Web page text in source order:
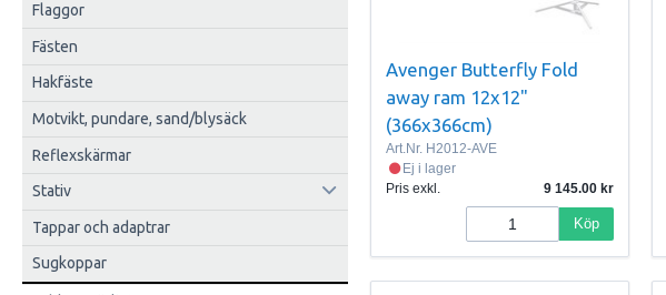
Flaggor
Fästen
Hakfäste
Motvikt, pundare, sand/blysäck
Reflexskärmar
Stativ
Tappar och adaptrar
Sugkoppar
Avenger Butterfly Fold
away ram 12x12"
(366x366cm)
Art.Nr. H2012-AVE
Ej i lager
Pris exkl.
9 145.00
Köp